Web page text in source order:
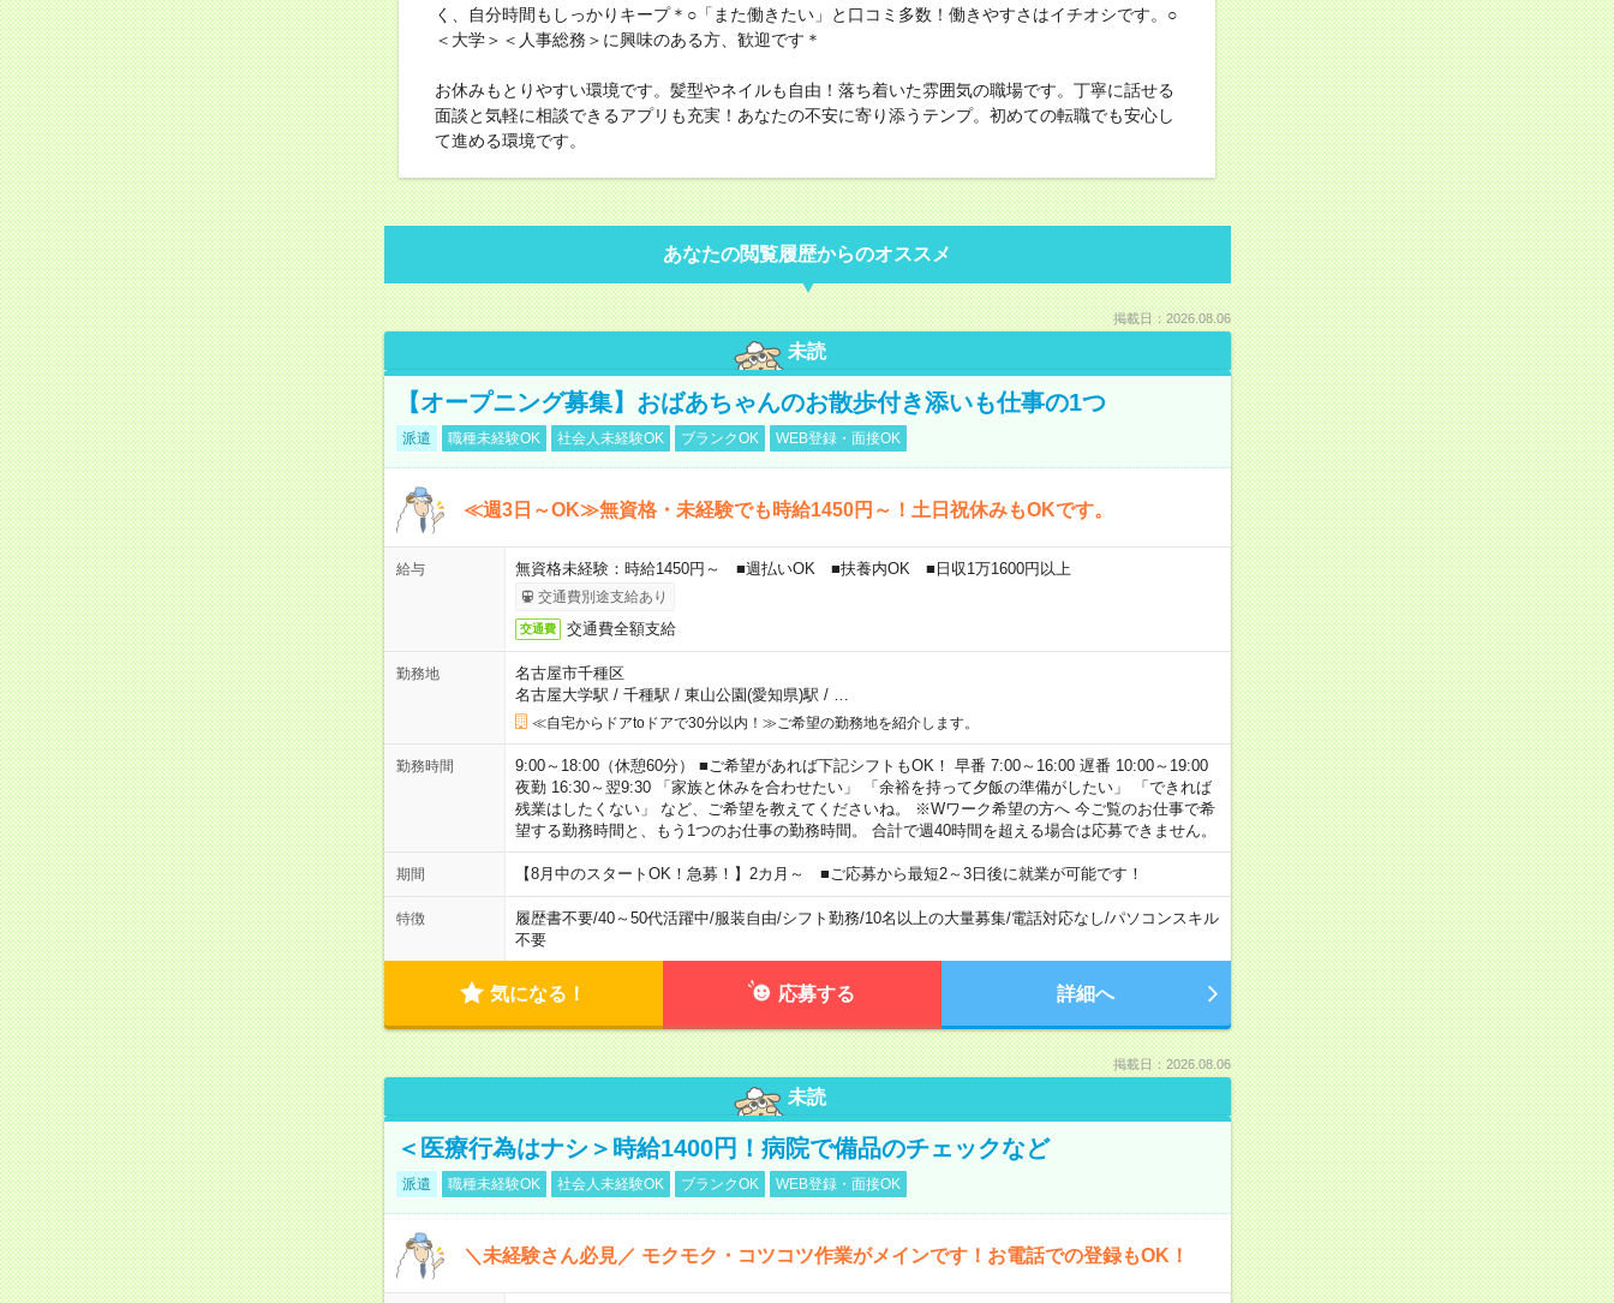
く、自分時間もしっかりキープ＊○「また働きたい」と口コミ多数！働きやすさはイチオシです。○
＜大学＞＜人事総務＞に興味のある方、歓迎です＊
お休みもとりやすい環境です。髪型やネイルも自由！落ち着いた雰囲気の職場です。丁寧に話せる
面談と気軽に相談できるアプリも充実！あなたの不安に寄り添うテンプ。初めての転職でも安心し
て進める環境です。
あなたの閲覧履歴からのオススメ
掲載日：2026.08.06
未読
【オープニング募集】おばあちゃんのお散歩付き添いも仕事の1つ
派遣 職種未経験OK 社会人未経験OK ブランクOK WEB登録・面接OK
≪週3日～OK≫無資格・未経験でも時給1450円～！土日祝休みもOKです。
給与 無資格未経験：時給1450円～ ■週払いOK ■扶養内OK ■日収1万1600円以上
交通費別途支給あり
交通費 交通費全額支給
勤務地
名古屋市千種区
名古屋大学駅 / 千種駅 / 東山公園(愛知県)駅 /
≪自宅からドアtoドアで30分以内！≫ご希望の勤務地を紹介します。
勤務時間
9:00～18:00（休憩60分） ■ご希望があれば下記シフトもOK！ 早番 7:00～16:00 遅番 10:00～19:00
夜勤 16:30～翌9:30 「家族と休みを合わせたい」 「余裕を持って夕飯の準備がしたい」 「できれば
残業はしたくない」 など、ご希望を教えてくださいね。 ※Wワーク希望の方へ 今ご覧のお仕事で希
望する勤務時間と、もう1つのお仕事の勤務時間。 合計で週40時間を超える場合は応募できません。
期間 【8月中のスタートOK！急募！】2カ月～ ■ご応募から最短2～3日後に就業が可能です！
特徴 履歴書不要/40～50代活躍中/服装自由/シフト勤務/10名以上の大量募集/電話対応なし/パソコンスキル
不要
気になる！ 応募する 詳細へ
掲載日：2026.08.06
未読
＜医療行為はナシ＞時給1400円！病院で備品のチェックなど
派遣 職種未経験OK 社会人未経験OK ブランクOK WEB登録・面接OK
＼未経験さん必見／ モクモク・コツコツ作業がメインです！お電話での登録もOK！